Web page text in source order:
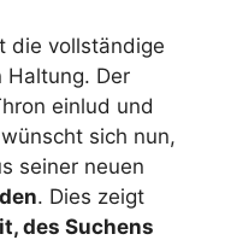
vollständige
Haltung. Der
einlud und
sich nun,
seiner neuen
. Dies zeigt
des Suchens